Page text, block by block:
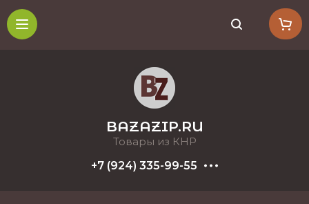
BAZAZIP.RU
Товары из КНР
+7 (924) 335-99-55